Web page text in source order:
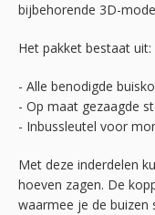
bijbehorende 3D-
Het pakket bestaat uit:
- Alle benodigde
- Op maat gezaagde
- Inbussleutel voor
Met deze inderdelen
hoeven zagen. De
waarmee je de buizen